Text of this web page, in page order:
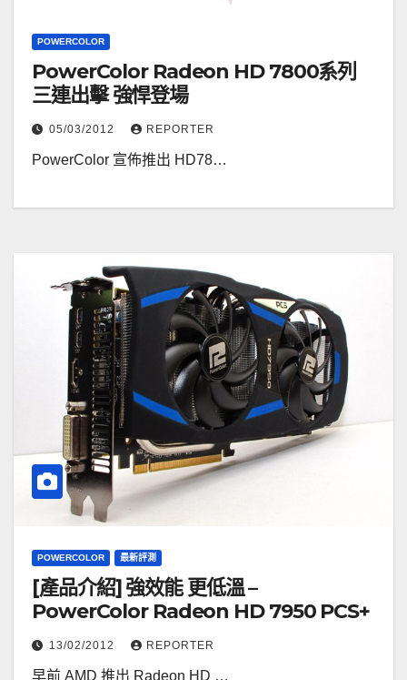
POWERCOLOR
PowerColor Radeon HD 7800系列
三連出擊 強悍登場
05/03/2012 REPORTER
PowerColor 宣佈推出 HD78…
POWERCOLOR 最新評測
[產品介紹] 強效能 更低溫 –
PowerColor Radeon HD 7950 PCS+
13/02/2012 REPORTER
早前 AMD 推出 Radeon HD …